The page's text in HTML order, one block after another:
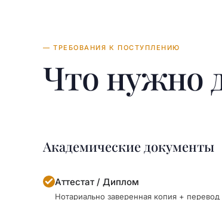
— ТРЕБОВАНИЯ К ПОСТУПЛЕНИЮ
Что нужно
Академические документы
Аттестат / Диплом
Нотариально заверенная копия + перевод